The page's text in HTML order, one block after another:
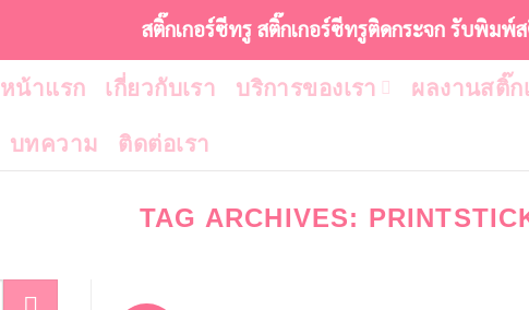
สติ๊กเกอร์ซีทรู สติ๊กเกอร์ซีทรูติดกระจก รับพิมพ์
หน้าแรก เกี่ยวกับเรา บริการของเรา ผลงานสติ๊ก
บทความ ติดต่อเรา
TAG ARCHIVES: